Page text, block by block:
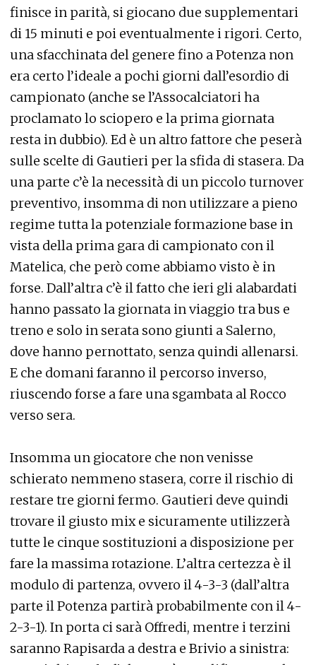
finisce in parità, si giocano due supplementari
di 15 minuti e poi eventualmente i rigori. Certo,
una sfacchinata del genere fino a Potenza non
era certo l’ideale a pochi giorni dall’esordio di
campionato (anche se l’Assocalciatori ha
proclamato lo sciopero e la prima giornata
resta in dubbio). Ed è un altro fattore che peserà
sulle scelte di Gautieri per la sfida di stasera. Da
una parte c’è la necessità di un piccolo turnover
preventivo, insomma di non utilizzare a pieno
regime tutta la potenziale formazione base in
vista della prima gara di campionato con il
Matelica, che però come abbiamo visto è in
forse. Dall’altra c’è il fatto che ieri gli alabardati
hanno passato la giornata in viaggio tra bus e
treno e solo in serata sono giunti a Salerno,
dove hanno pernottato, senza quindi allenarsi.
E che domani faranno il percorso inverso,
riuscendo forse a fare una sgambata al Rocco
verso sera.
Insomma un giocatore che non venisse
schierato nemmeno stasera, corre il rischio di
restare tre giorni fermo. Gautieri deve quindi
trovare il giusto mix e sicuramente utilizzerà
tutte le cinque sostituzioni a disposizione per
fare la massima rotazione. L’altra certezza è il
modulo di partenza, ovvero il 4-3-3 (dall’altra
parte il Potenza partirà probabilmente con il 4-
2-3-1). In porta ci sarà Offredi, mentre i terzini
saranno Rapisarda a destra e Brivio a sinistra: